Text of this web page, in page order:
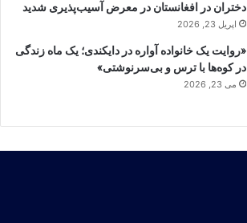
دختران در افغانستان در معرض آسیب‌پذیری شدید
اپریل 23, 2026
«روایت یک خانواده آواره در دایکندی؛ یک ماه زندگی
در کوه‌ها با ترس و بی‌سرنوشتی»
می 23, 2026